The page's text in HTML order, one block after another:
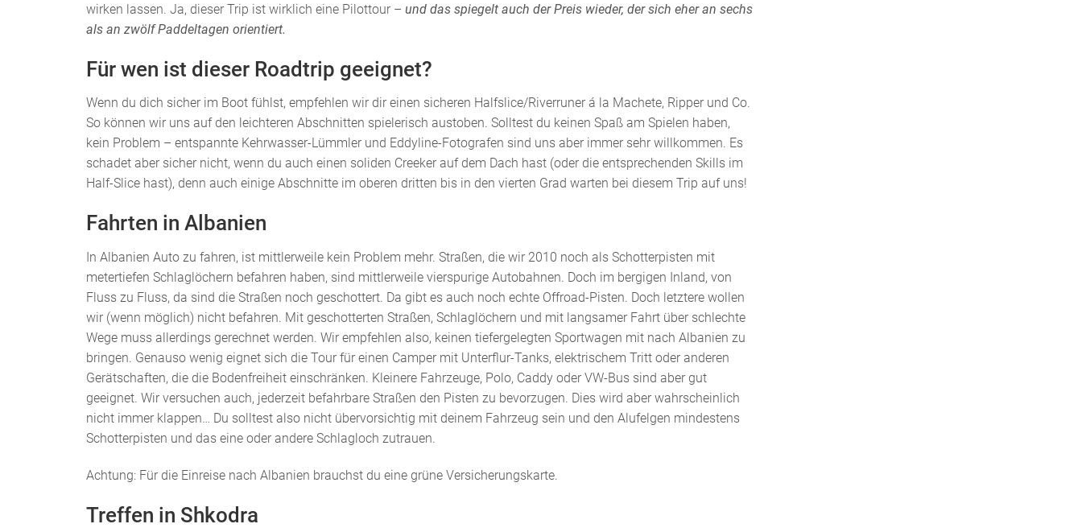
wirken lassen. Ja, dieser Trip ist wirklich eine Pilottour – und das spiegelt auch der Preis wieder, der sich eher an sechs
als an zwölf Paddeltagen orientiert.
Für wen ist dieser Roadtrip geeignet?
Wenn du dich sicher im Boot fühlst, empfehlen wir dir einen sicheren Halfslice/Riverruner á la Machete, Ripper und Co.
So können wir uns auf den leichteren Abschnitten spielerisch austoben. Solltest du keinen Spaß am Spielen haben,
kein Problem – entspannte Kehrwasser-Lümmler und Eddyline-Fotografen sind uns aber immer sehr willkommen. Es
schadet aber sicher nicht, wenn du auch einen soliden Creeker auf dem Dach hast (oder die entsprechenden Skills im
Half-Slice hast), denn auch einige Abschnitte im oberen dritten bis in den vierten Grad warten bei diesem Trip auf uns!
Fahrten in Albanien
In Albanien Auto zu fahren, ist mittlerweile kein Problem mehr. Straßen, die wir 2010 noch als Schotterpisten mit
metertiefen Schlaglöchern befahren haben, sind mittlerweile vierspurige Autobahnen. Doch im bergigen Inland, von
Fluss zu Fluss, da sind die Straßen noch geschottert. Da gibt es auch noch echte Offroad-Pisten. Doch letztere wollen
wir (wenn möglich) nicht befahren. Mit geschotterten Straßen, Schlaglöchern und mit langsamer Fahrt über schlechte
Wege muss allerdings gerechnet werden. Wir empfehlen also, keinen tiefergelegten Sportwagen mit nach Albanien zu
bringen. Genauso wenig eignet sich die Tour für einen Camper mit Unterflur-Tanks, elektrischem Tritt oder anderen
Gerätschaften, die die Bodenfreiheit einschränken. Kleinere Fahrzeuge, Polo, Caddy oder VW-Bus sind aber gut
geeignet. Wir versuchen auch, jederzeit befahrbare Straßen den Pisten zu bevorzugen. Dies wird aber wahrscheinlich
nicht immer klappen… Du solltest also nicht übervorsichtig mit deinem Fahrzeug sein und den Alufelgen mindestens
Schotterpisten und das eine oder andere Schlagloch zutrauen.
Achtung: Für die Einreise nach Albanien brauchst du eine grüne Versicherungskarte.
Treffen in Shkodra